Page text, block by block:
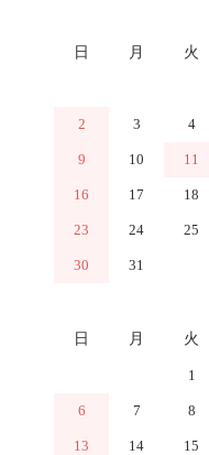
日 月 火
2 3 4
9 10 11
16 17 18
23 24 25
30
31
日 月 火
1
6 7 8
13 14 15